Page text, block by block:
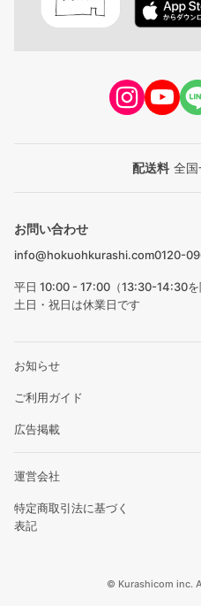
配送料 全
お問い合わせ
info@hokuohkurashi.com0120-
平日 10:00 - 17:00（13:30-14:30を
土日・祝日は休業日です
お知らせ
ご利用ガイド
広告掲載
運営会社
特定商取引法に基づく
表記
© Kurashicom inc.